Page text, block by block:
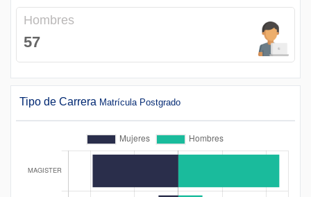
Hombres
57
Tipo de Carrera Matrícula Postgrado